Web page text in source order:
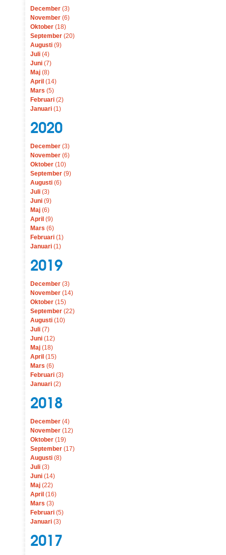
December (3)
November (6)
Oktober (18)
September (20)
Augusti (9)
Juli (4)
Juni (7)
Maj (8)
April (14)
Mars (5)
Februari (2)
Januari (1)
2020
December (3)
November (6)
Oktober (10)
September (9)
Augusti (6)
Juli (3)
Juni (9)
Maj (6)
April (9)
Mars (6)
Februari (1)
Januari (1)
2019
December (3)
November (14)
Oktober (15)
September (22)
Augusti (10)
Juli (7)
Juni (12)
Maj (18)
April (15)
Mars (6)
Februari (3)
Januari (2)
2018
December (4)
November (12)
Oktober (19)
September (17)
Augusti (8)
Juli (3)
Juni (14)
Maj (22)
April (16)
Mars (3)
Februari (5)
Januari (3)
2017